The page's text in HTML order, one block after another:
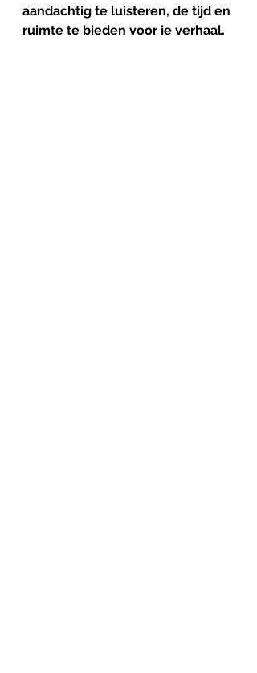
aandachtig te luisteren, de tijd en
ruimte te bieden voor je verhaal,